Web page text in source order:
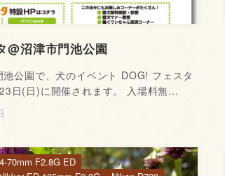
@沼津市門池公園
公園で、犬のイベント DOG! フェスタ
日(日)に開催されます。 入場料無…
70mm F2.8G ED